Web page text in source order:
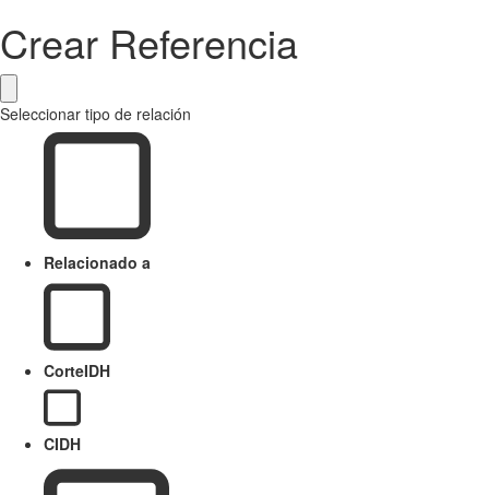
Crear Referencia
Seleccionar tipo de relación
Relacionado a
CorteIDH
CIDH